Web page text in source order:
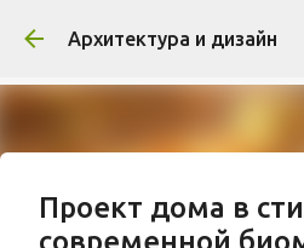
К основному
Архитектура и дизайн
Проект дома в
современной